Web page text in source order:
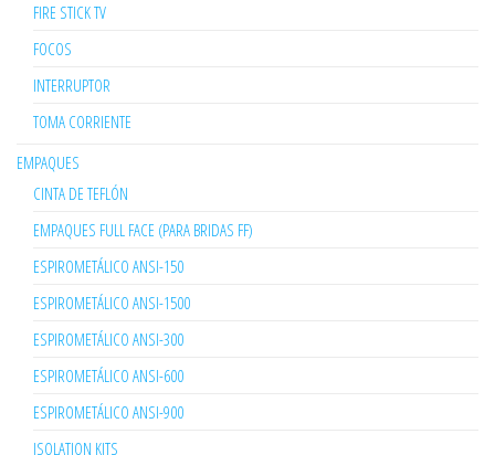
FIRE STICK TV
FOCOS
INTERRUPTOR
TOMA CORRIENTE
EMPAQUES
CINTA DE TEFLÓN
EMPAQUES FULL FACE (PARA BRIDAS FF)
ESPIROMETÁLICO ANSI-150
ESPIROMETÁLICO ANSI-1500
ESPIROMETÁLICO ANSI-300
ESPIROMETÁLICO ANSI-600
ESPIROMETÁLICO ANSI-900
ISOLATION KITS